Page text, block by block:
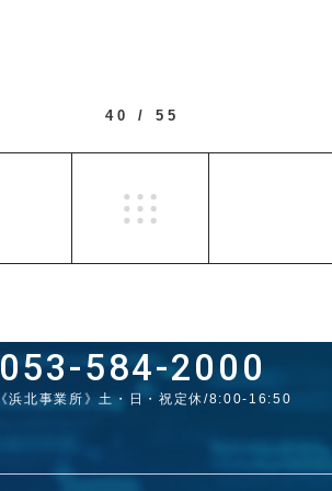
40 / 55
053-584-2000
《浜北事業所》土・日・祝定休/8:00-16:50